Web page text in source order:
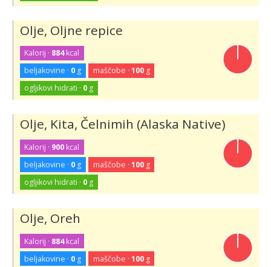
Olje, Oljne repice
Kalorij · 884kcal
beljakovine · 0 g maščobe · 100g
ogljikovi hidrati · 0 g
Olje, Kita, Čelnimih (Alaska Native)
Kalorij · 900 kcal
beljakovine · 0 g maščobe · 100g
ogljikovi hidrati · 0 g
Olje, Oreh
Kalorij · 884kcal
beljakovine · 0 g maščobe · 100g